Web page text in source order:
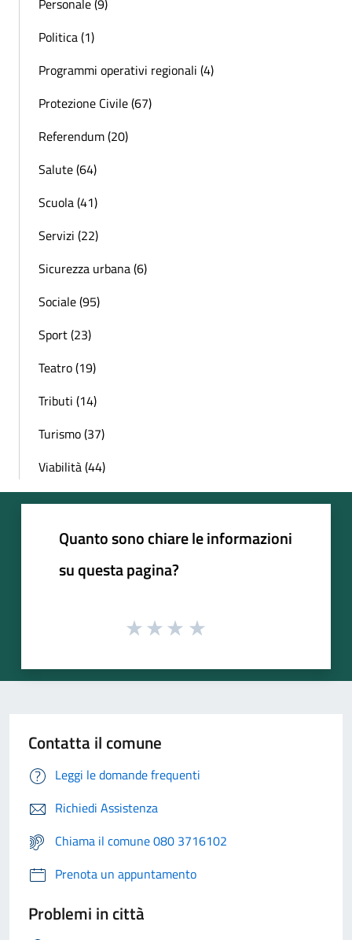
Politica (1)
Programmi operativi regionali (4)
Protezione Civile (67)
Referendum (20)
Salute (64)
Scuola (41)
Servizi (22)
Sicurezza urbana (6)
Sociale (95)
Sport (23)
Teatro (19)
Tributi (14)
Turismo (37)
Viabilità (44)
Quanto sono chiare le informazioni
su questa pagina?
Contatta il comune
Leggi le domande frequenti
Richiedi Assistenza
Chiama il comune 080 3716102
Prenota un appuntamento
Problemi in città